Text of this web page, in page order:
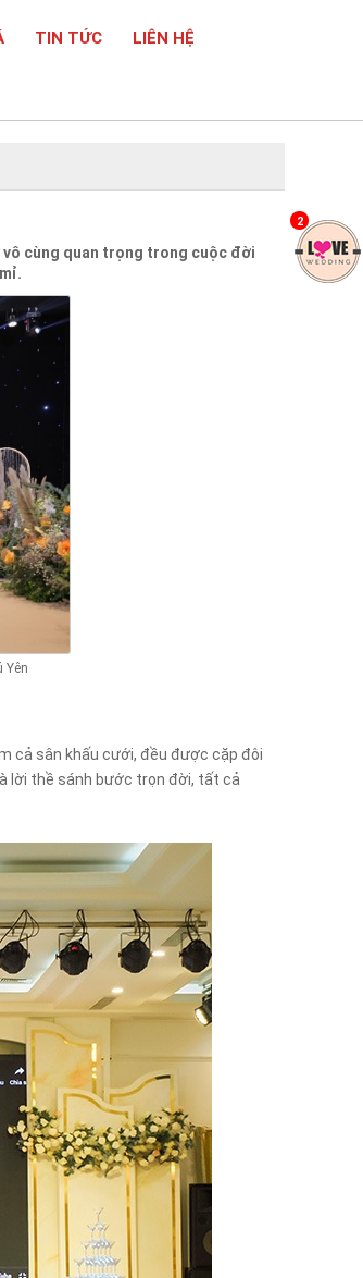
TIN TỨC LIÊN HỆ
vô cùng quan trọng trong cuộc đời
Yên
cả sân khấu cưới, đều được cặp đôi
lời thề sánh bước trọn đời, tất cả
2